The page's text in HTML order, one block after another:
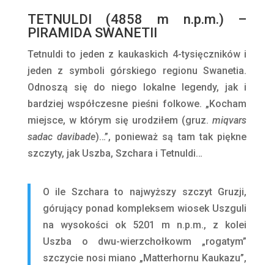
TETNULDI (4858 m n.p.m.) –
PIRAMIDA SWANETII
Tetnuldi to jeden z kaukaskich 4-tysięczników i
jeden z symboli górskiego regionu Swanetia.
Odnoszą się do niego lokalne legendy, jak i
bardziej współczesne pieśni folkowe. „Kocham
miejsce, w którym się urodziłem (gruz.miqvars
sadac davibade)…”, ponieważ są tam tak piękne
szczyty, jak Uszba, Szchara i Tetnuldi…
O ile Szchara to najwyższy szczyt Gruzji,
górujący ponad kompleksem wiosek Uszguli
na wysokości ok 5201 m n.p.m., z kolei
Uszba o dwu-wierzchołkowm „rogatym”
szczycie nosi miano „Matterhornu Kaukazu”,